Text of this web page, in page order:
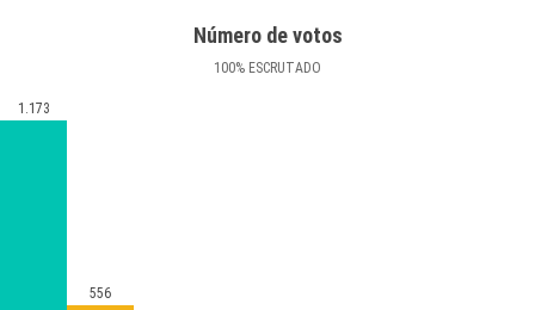
Número de votos
100% ESCRUTADO
1.173
556